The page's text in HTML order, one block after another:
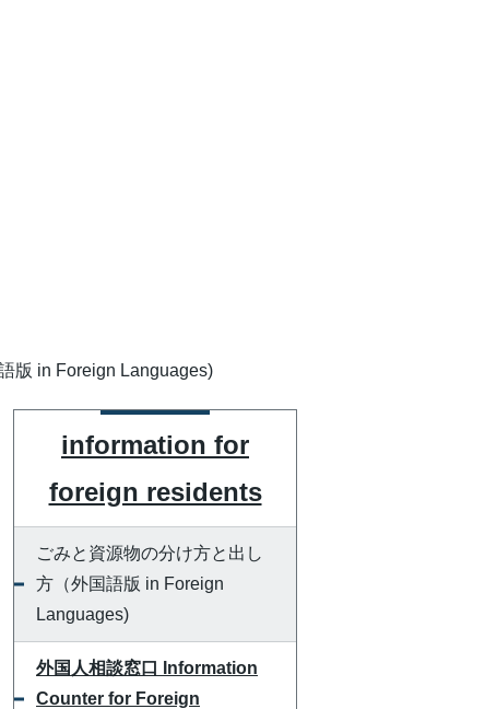
版 in Foreign Languages)
information for
foreign residents
ごみと資源物の分け方と出し
方（外国語版 in Foreign
Languages)
外国人相談窓口 Information
Counter for Foreign